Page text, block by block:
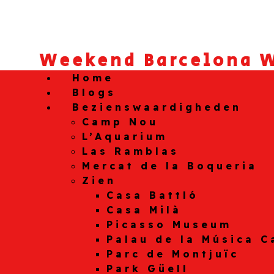
Weekend Barcelona
Home
Blogs
Bezienswaardigheden
Camp Nou
L’Aquarium
Las Ramblas
Mercat de la Boqueria
Zien
Casa Battló
Casa Milà
Picasso Museum
Palau de la Música
Parc de Montjuïc
Park Güell